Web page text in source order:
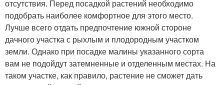
отсутствия. Перед посадкой растений необходимо
подобрать наиболее комфортное для этого место.
Лучше всего отдать предпочтение южной стороне
дачного участка с рыхлым и плодородным участком
земли. Однако при посадке малины указанного сорта
вам не подойдут затемненные и отделенным местах. На
таком участке, как правило, растение не сможет дать